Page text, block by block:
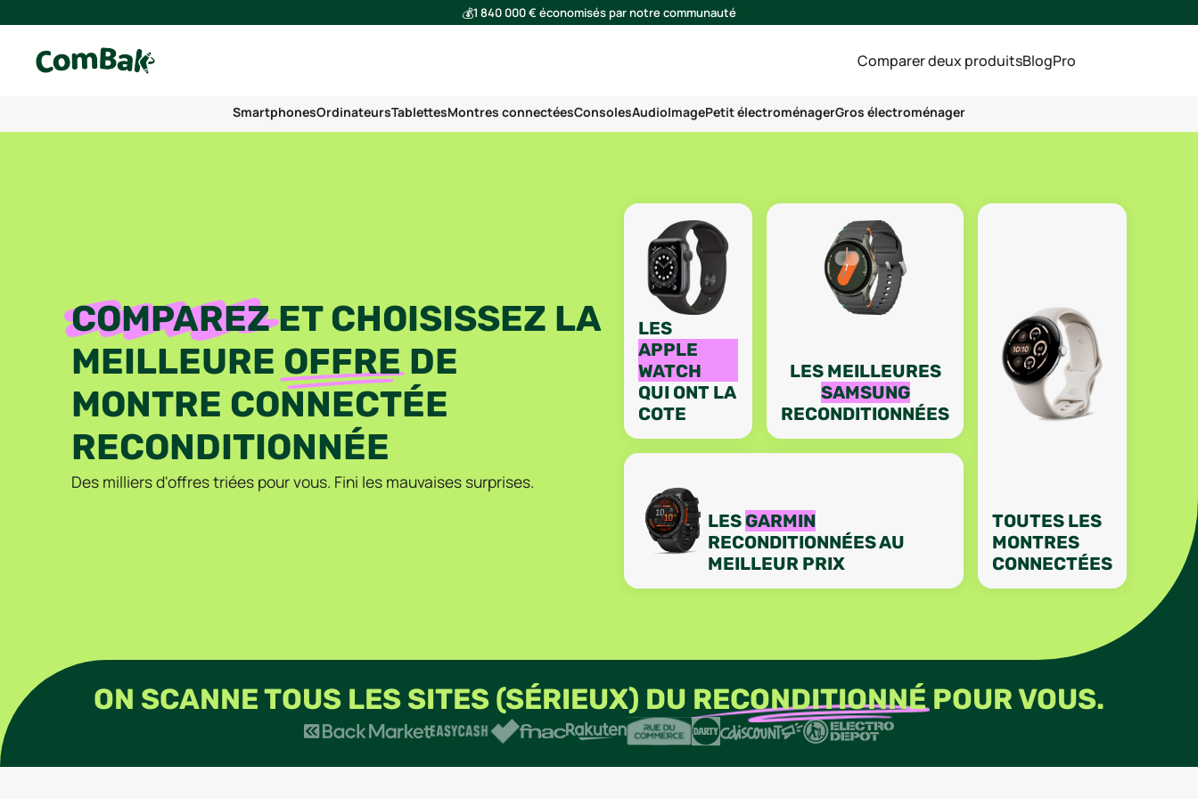
💰1 840 000 € économisés par notre communauté
Comparer deux produitsBlogPro
SmartphonesOrdinateursTablettesMontres connectéesConsolesAudioImagePetit électroménagerGros électroménager
COMPAREZET CHOISISSEZ LA
MEILLEURE OFFREDE
MONTRE CONNECTÉE
RECONDITIONNÉE
Des milliers d'offres triées pour vous. Fini les mauvaises surprises.
LES
APPLE
WATCH
QUI ONT LA
COTE
LES MEILLEURES
SAMSUNG
RECONDITIONNÉES
LES GARMIN
RECONDITIONNÉES AU
MEILLEUR PRIX
TOUTES LES
MONTRES
CONNECTÉES
ON SCANNE TOUS LES SITES (SÉRIEUX) DU RECONDITIONNÉPOUR VOUS.